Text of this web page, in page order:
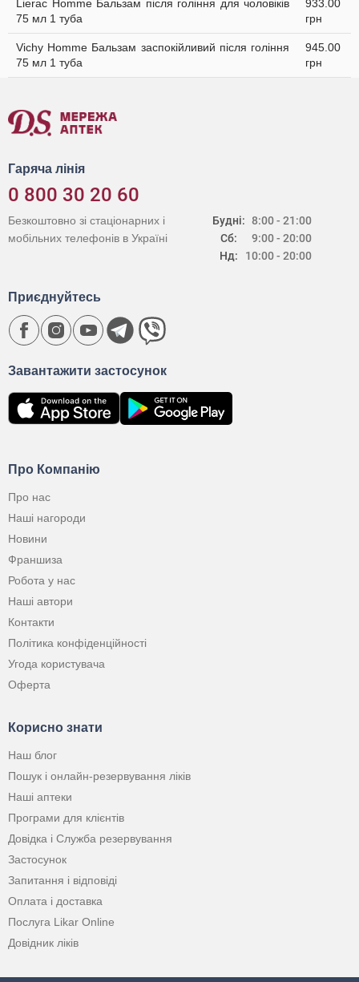
Lierac Homme Бальзам після гоління для чоловіків
75 мл 1 туба
933.00
грн
Vichy Homme Бальзам заспокійливий після гоління
75 мл 1 туба
945.00
грн
Гаряча лінія
0 800 30 20 60
Будні:
Сб:
Нд:
8:00 - 21:00
9:00 - 20:00
10:00 - 20:00
Безкоштовно зі стаціонарних і
мобільних телефонів в Україні
Про Компанію
Про нас
Наші нагороди
Новини
Франшиза
Робота у нас
Наші автори
Контакти
Політика конфіденційності
Угода користувача
Оферта
Корисно знати
Наш блог
Пошук і онлайн-резервування ліків
Наші аптеки
Програми для клієнтів
Довідка і Служба резервування
Застосунок
Запитання і відповіді
Оплата і доставка
Послуга Likar Online
Довідник ліків
Завантажити застосунок
Приєднуйтесь